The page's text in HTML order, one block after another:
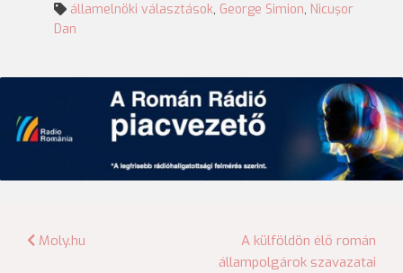
államelnöki választások, George Simion, Nicuşor
Dan
Bejegyzés
Moly.hu
A külföldön élő román
állampolgárok szavazatai